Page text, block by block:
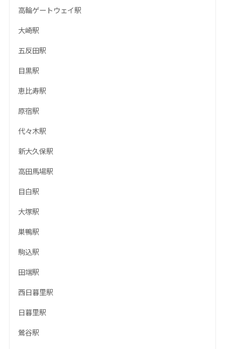
高輪ゲートウェイ駅
大崎駅
五反田駅
目黒駅
恵比寿駅
原宿駅
代々木駅
新大久保駅
高田馬場駅
目白駅
大塚駅
巣鴨駅
駒込駅
田端駅
西日暮里駅
日暮里駅
鶯谷駅